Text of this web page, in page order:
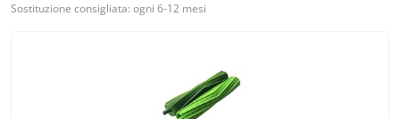
Sostituzione consigliata: ogni 6-12 mesi